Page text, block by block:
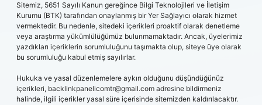
Sitemiz, 5651 Sayılı Kanun gereğince Bilgi Teknolojileri ve İletişim
Kurumu (BTK) tarafından onaylanmış bir Yer Sağlayıcı olarak hizmet
vermektedir. Bu nedenle, sitedeki içerikleri proaktif olarak denetleme
veya araştırma yükümlülüğümüz bulunmamaktadır. Ancak, üyelerimiz
yazdıkları içeriklerin sorumluluğunu taşımakta olup, siteye üye olarak
bu sorumluluğu kabul etmiş sayılırlar.
Hukuka ve yasal düzenlemelere aykırı olduğunu düşündüğünüz
içerikleri, backlinkpanelicomtr@gmail.com adresine bildirmeniz
halinde, ilgili içerikler yasal süre içerisinde sitemizden kaldırılacaktır.